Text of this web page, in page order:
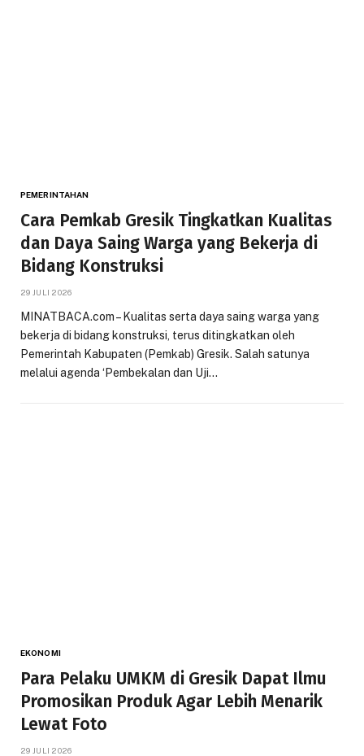
PEMERINTAHAN
Cara Pemkab Gresik Tingkatkan Kualitas
dan Daya Saing Warga yang Bekerja di
Bidang Konstruksi
29 JULI 2026
MINATBACA.com – Kualitas serta daya saing warga yang
bekerja di bidang konstruksi, terus ditingkatkan oleh
Pemerintah Kabupaten (Pemkab) Gresik. Salah satunya
melalui agenda ‘Pembekalan dan Uji…
EKONOMI
Para Pelaku UMKM di Gresik Dapat Ilmu
Promosikan Produk Agar Lebih Menarik
Lewat Foto
29 JULI 2026